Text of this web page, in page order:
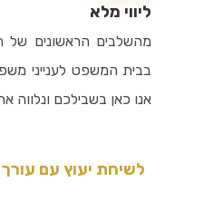
ליווי מלא
מהשלבים הראשונים של
בבית המשפט לענייני
אנו כאן בשבילכם
לשיחת יעוץ עם